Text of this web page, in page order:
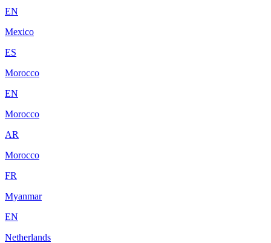
EN
Mexico
ES
Morocco
EN
Morocco
AR
Morocco
FR
Myanmar
EN
Netherlands